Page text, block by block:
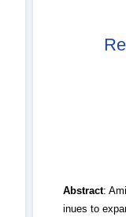
Abstract:
inues to